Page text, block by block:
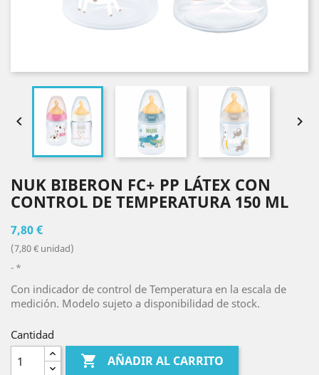
 
NUK BIBERON FC+ PP LÁTEX CON
CONTROL DE TEMPERATURA 150 ML
7,80 €
(7,80 € unidad)
*
Con indicador de control de Temperatura en la escala de
medición. Modelo sujeto a disponibilidad de stock.
Cantidad
 AÑADIR AL CARRITO